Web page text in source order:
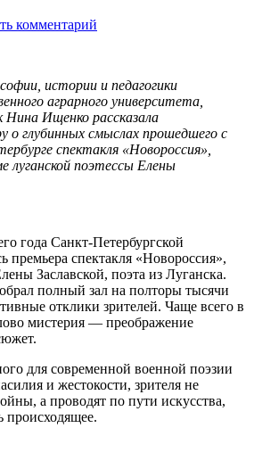
комментарий
«Новороссия»
—
земля
подвига
и
любви:
истории и педагогики
аграрного университета,
Ищенко рассказала
о глубинных смыслах прошедшего с
спектакля «Новороссия»,
луганской поэтессы Елены
года Санкт-Петербургской
премьера спектакля «Новороссия»,
Заславской, поэта из Луганска.
полный зал на полторы тысячи
отклики зрителей. Чаще всего в
мистерия — преображение
для современной военной поэзии
и жестокости, зрителя не
а проводят по пути искусства,
происходящее.